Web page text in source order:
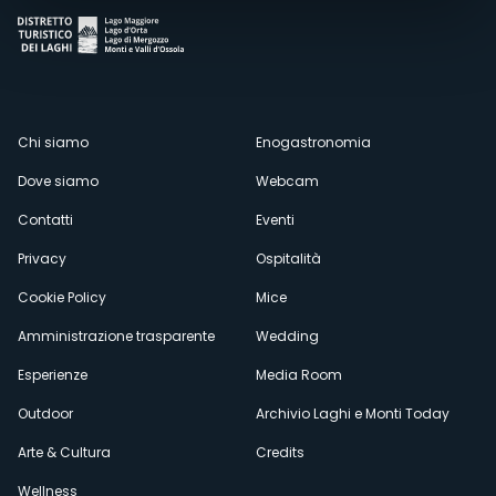
Menù
secondario
Chi siamo
Dove siamo
Contatti
Privacy
Cookie Policy
Amministrazione trasparente
Esperienze
Outdoor
Arte & Cultura
Wellness
Enogastronomia
Webcam
Eventi
Ospitalità
Mice
Wedding
Media Room
Archivio Laghi e Monti Today
Credits